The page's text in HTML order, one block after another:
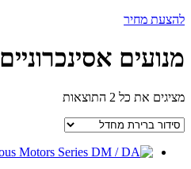
להצעת מחיר
מנועים אסינכרוניים
מציגים את כל ⁦2⁩ התוצאות